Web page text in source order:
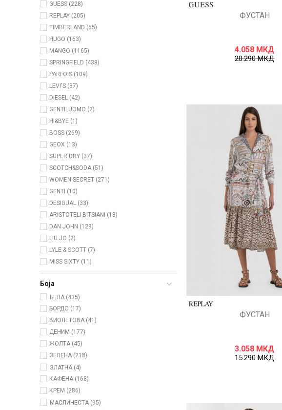
GUESS (228)
REPLAY (205)
TIMBERLAND (55)
HUGO (163)
MANGO (1165)
SPRINGFIELD (438)
PARFOIS (109)
LEVI'S (37)
DIESEL (42)
GENTILUOMO (2)
HI&BYE (1)
BOSS (269)
GEOX (13)
SUPER DRY (37)
SCOTCH&SODA (51)
WOMEN'SECRET (271)
GENTI (10)
DESIGUAL (33)
ARISTOTELI BITSIANI (18)
DAN JOHN (129)
LIU.JO (2)
LYLE & SCOTT (7)
MISS SIXTY (11)
Боја
БЕЛА (435)
БОРДО (17)
ВИОЛЕТОВА (41)
ДЕНИМ (177)
ЖОЛТА (45)
ЗЕЛЕНА (218)
ЗЛАТНА (4)
КАФЕНА (168)
КРЕМ (286)
МАСЛИНЕСТА (95)
ФУСТАН
4.058 МКД
20.290МКД
Uporedi
ФУСТАН
3.058 МКД
15.290МКД